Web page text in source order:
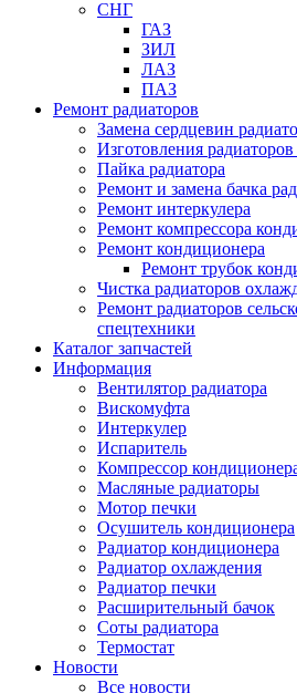
СНГ
ГАЗ
ЗИЛ
ЛАЗ
ПАЗ
Ремонт радиаторов
Замена сердцевин
Изготовления
Пайка радиатора
Ремонт и замена бачка
Ремонт интеркулера
Ремонт компрессора
Ремонт кондиционера
Ремонт трубок
Чистка радиаторов
Ремонт радиаторов
спецтехники
Каталог запчастей
Информация
Вентилятор радиатора
Вискомуфта
Интеркулер
Испаритель
Компрессор
Масляные радиаторы
Мотор печки
Осушитель кондиционера
Радиатор кондиционера
Радиатор охлаждения
Радиатор печки
Расширительный бачок
Соты радиатора
Термостат
Новости
Все новости